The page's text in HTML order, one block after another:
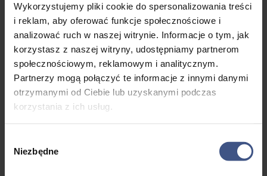
Wykorzystujemy pliki cookie do spersonalizowania treści
i reklam, aby oferować funkcje społecznościowe i
analizować ruch w naszej witrynie. Informacje o tym, jak
korzystasz z naszej witryny, udostępniamy partnerom
społecznościowym, reklamowym i analitycznym.
Partnerzy mogą połączyć te informacje z innymi danymi
otrzymanymi od Ciebie lub uzyskanymi podczas
korzystania z ich usług.
zgody
Niezbędne
Hotel położony w sercu Tatr Zachodnich, w miejscowości
Bobrovec. Hotel usytuowany w spokojnej okolicy, w
otoczeniu niezwykłej tatrzańskiej przyrody. Przytulnie
urządzone 2, 3, 4 osobowe pokoje wyposażone są w wc,
prysznic oraz TV satelitarną. Część łóżek dwuosobowych
(dwa materace, dwa komplety pościeli).W hotelu znajduje
się restauracja, strefa gier, tenis stołowy, bilard,
cymbergaj oraz sauna. Na terenie hotelu dostęp do
Słowacja